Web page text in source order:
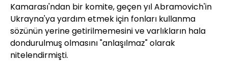
Kamarası'ndan bir komite, geçen yıl Abramovich'in
Ukrayna'ya yardım etmek için fonları kullanma
sözünün yerine getirilmemesini ve varlıkların hala
dondurulmuş olmasını "anlaşılmaz" olarak
nitelendirmişti.